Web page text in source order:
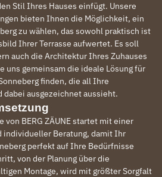
Stil Ihres Hauses einfügt. Unsere
bieten Ihnen die Möglichkeit, ein
zu wählen, das sowohl praktisch ist
Ihrer Terrasse aufwertet. Es soll
auch die Architektur Ihres Zuhauses
uns gemeinsam die ideale Lösung für
finden, die all Ihre
ausgezeichnet aussieht.
von BERG ZÄUNE startet mit einer
individueller Beratung, damit Ihr
perfekt auf Ihre Bedürfnisse
von der Planung über die
Montage, wird mit größter Sorgfalt